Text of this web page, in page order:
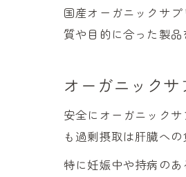
国産オーガニックサ
質や目的に合った製品
オーガニック
安全にオーガニック
も過剰摂取は肝臓へ
特に妊娠中や持病の